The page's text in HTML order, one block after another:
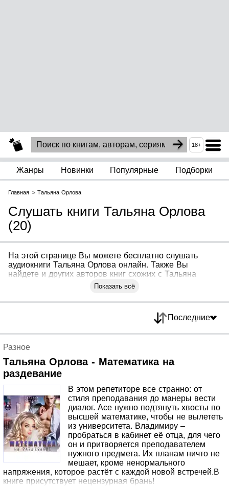
18+
Жанры Новинки Популярные Подборки
Главная Тальяна Орлова
Слушать книги Тальяна Орлова
(20)
На этой странице Вы можете бесплатно слушать
аудиокниги Тальяна Орлова онлайн. Также Вы
найдете и других авторов книг схожих с Тальяна
Показать всё
Последние
Разное
Тальяна Орлова - Математика на
раздевание
В этом репетиторе все странно: от
стиля преподавания до манеры вести
диалог. Асе нужно подтянуть хвосты по
высшей математике, чтобы не вылететь
из университета. Владимиру –
пробраться в кабинет её отца, для чего
он и притворяется преподавателем
нужного предмета. Их планам ничто не
мешает, кроме ненормального
напряжения, которое растёт с каждой новой встречей.В
книге присутствует нецензурная брань!